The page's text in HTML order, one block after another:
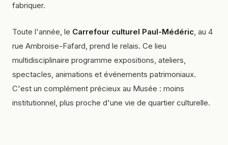
fabriquer.
Toute l'année, le Carrefour culturel Paul-Médéric, au 4
rue Ambroise-Fafard, prend le relais. Ce lieu
multidisciplinaire programme expositions, ateliers,
spectacles, animations et événements patrimoniaux.
C'est un complément précieux au Musée : moins
institutionnel, plus proche d'une vie de quartier culturelle.